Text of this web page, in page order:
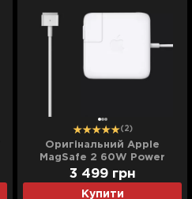
(2)
Оригінальний Apple
MagSafe 2 60W Power
Adapter (MD565)
Купити
3 499 грн